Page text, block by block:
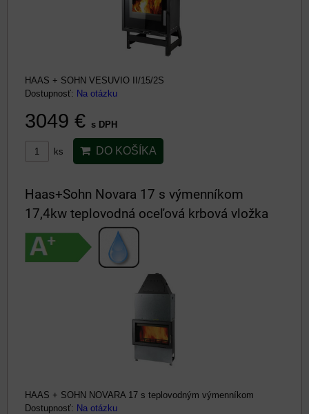
HAAS + SOHN VESUVIO II/15/2S
Dostupnosť: Na otázku
3049 € s DPH
ks DO KOŠÍKA
Haas+Sohn Novara 17 s výmenníkom
17,4kw teplovodná oceľová krbová vložka
HAAS + SOHN NOVARA 17 s teplovodným výmenníkom
Dostupnosť: Na otázku